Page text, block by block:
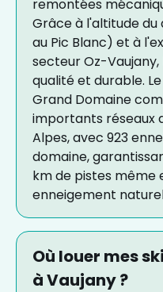
remontées
Grâce à l'altitude du
au Pic Blanc) et à
secteur Oz-
qualité et durable.
Grand Domaine
importants réseaux
Alpes, avec 923
domaine,
km de pistes même
enneigement
Où louer mes
à Vaujany ?